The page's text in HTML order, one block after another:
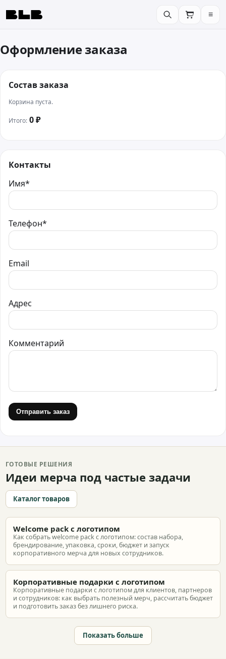
BLB ≡
Оформление заказа
Состав заказа
Корзина пуста.
Итого: 0₽
Контакты
Имя*
Телефон*
Email
Адрес
Комментарий
Отправить заказ
ГОТОВЫЕ РЕШЕНИЯ
Идеи мерча под частые задачи
Каталог товаров
Welcome pack с логотипом
Как собрать welcome pack с логотипом: состав набора,
брендирование, упаковка, сроки, бюджет и запуск
корпоративного мерча для новых сотрудников.
Корпоративные подарки с логотипом
Корпоративные подарки с логотипом для клиентов, партнеров
и сотрудников: как выбрать полезный мерч, рассчитать бюджет
и подготовить заказ без лишнего риска.
Показать больше